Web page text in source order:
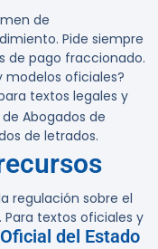
de
Pide siempre
de pago fraccionado.
oficiales?
textos legales y
Abogados de
de letrados.
regulación sobre el
textos oficiales y
del Estado